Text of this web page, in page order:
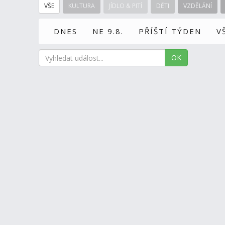
VŠE KULTURA JÍDLO & PITÍ DĚTI VZDĚLÁNÍ
DNES NE 9.8. PŘÍŠTÍ TÝDEN
OK